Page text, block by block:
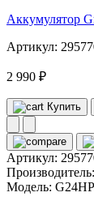
Аккумулятор
Артикул:
2 990 ₽
Купить
Артикул:
Производитель:
Модель: